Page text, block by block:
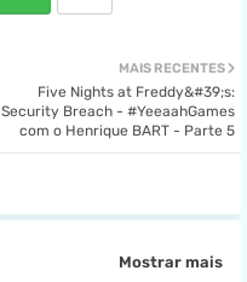
MAIS RECENTES
Five Nights at Freddy&#39;s:
Security Breach - #YeeaahGames
com o Henrique BART - Parte 5
Mostrar mais